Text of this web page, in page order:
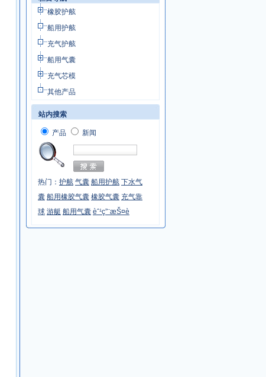
橡胶护舷
船用护舷
充气护舷
船用气囊
充气芯模
其他产品
站内搜索
产品 新闻
热门： 护舷 气囊 船用护舷 下水气
囊 船用橡胶气囊 橡胶气囊 充气靠
球 游艇 船用气囊 èˆ¹ç”¨æŠ¤è